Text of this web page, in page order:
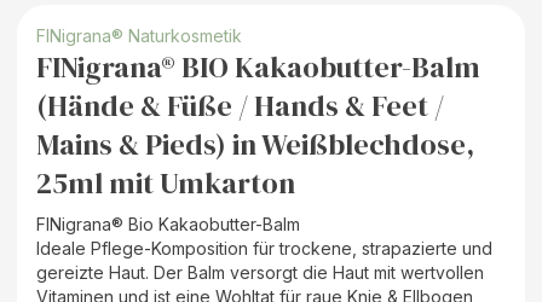
FINigrana® Naturkosmetik
FINigrana® BIO Kakaobutter-Balm
(Hände & Füße / Hands & Feet /
Mains & Pieds) in Weißblechdose,
25ml mit Umkarton
FINigrana® Bio Kakaobutter-Balm
Ideale Pflege-Komposition für trockene, strapazierte und
gereizte Haut. Der Balm versorgt die Haut mit wertvollen
Vitaminen und ist eine Wohltat für raue Knie & Ellbogen,